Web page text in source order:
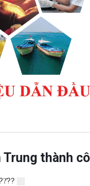
Trung thành